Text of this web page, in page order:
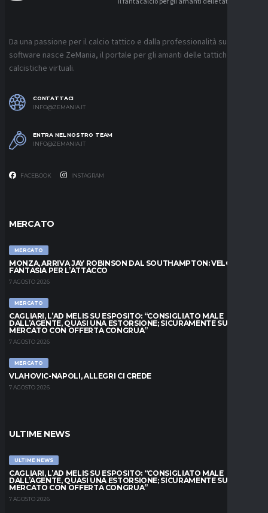
Da una passione per il calcio tattico e dalla professionalità sui
software nasce ZeMania, il portale per gli amanti delle tattiche
calcistiche virtuali.
CONTATTACI
INFO@ZEMANIA.IT
ENTRA NEL NOSTRO TEAM
INFO@ZEMANIA.IT
FACEBOOK INSTAGRAM
MERCATO
MERCATO
MONZA, ARRIVA JAY ROBINSON DAL SOUTHAMPTON: VELOCITÀ E
FANTASIA PER L’ATTACCO
7 AGOSTO 2026
MERCATO
CAGLIARI, L’AD MELIS SU ESPOSITO: “CONSIGLIATO MALE
DALL’AGENTE, QUASI UNA ESTORSIONE; SICURAMENTE SUL
MERCATO CON OFFERTA CONGRUA”
7 AGOSTO 2026
MERCATO
VLAHOVIC-NAPOLI, ALLEGRI CI CREDE
7 AGOSTO 2026
ULTIME NEWS
ULTIME NEWS
CAGLIARI, L’AD MELIS SU ESPOSITO: “CONSIGLIATO MALE
DALL’AGENTE, QUASI UNA ESTORSIONE; SICURAMENTE SUL
MERCATO CON OFFERTA CONGRUA”
7 AGOSTO 2026